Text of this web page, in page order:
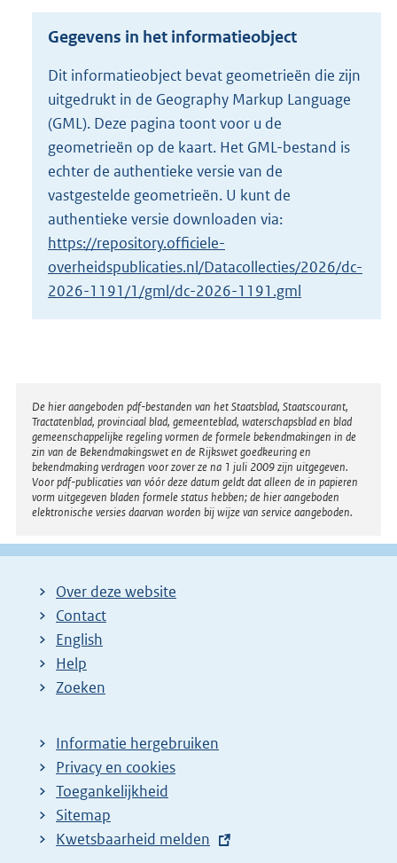
s
r
o
t
t
e
2
K
b
Gegevens in het informatieobject
Dit informatieobject bevat geometrieën die zijn
uitgedrukt in de Geography Markup Language
(GML). Deze pagina toont voor u de
geometrieën op de kaart. Het GML-bestand is
echter de authentieke versie van de
vastgestelde geometrieën. U kunt de
authentieke versie downloaden via:
https://repository.officiele-
overheidspublicaties.nl/Datacollecties/2026/dc-
2026-1191/1/gml/dc-2026-1191.gml
Disclaimer
De hier aangeboden pdf-bestanden van het Staatsblad, Staatscourant,
Tractatenblad, provinciaal blad, gemeenteblad, waterschapsblad en blad
gemeenschappelijke regeling vormen de formele bekendmakingen in de
zin van de Bekendmakingswet en de Rijkswet goedkeuring en
bekendmaking verdragen voor zover ze na 1 juli 2009 zijn uitgegeven.
Voor pdf-publicaties van vóór deze datum geldt dat alleen de in papieren
vorm uitgegeven bladen formele status hebben; de hier aangeboden
elektronische versies daarvan worden bij wijze van service aangeboden.
Over deze website
Contact
English
Help
Zoeken
Informatie hergebruiken
Privacy en cookies
Toegankelijkheid
Sitemap
E
Kwetsbaarheid melden